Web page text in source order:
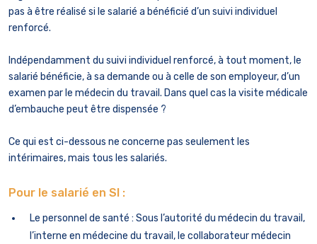
pas à être réalisé si le salarié a bénéficié d’un suivi individuel
renforcé.
Indépendamment du suivi individuel renforcé, à tout moment, le
salarié bénéficie, à sa demande ou à celle de son employeur, d’un
examen par le médecin du travail. Dans quel cas la visite médicale
d’embauche peut être dispensée ?
Ce qui est ci-dessous ne concerne pas seulement les
intérimaires, mais tous les salariés.
Pour le salarié en SI :
Le personnel de santé : Sous l’autorité du médecin du travail,
l’interne en médecine du travail, le collaborateur médecin